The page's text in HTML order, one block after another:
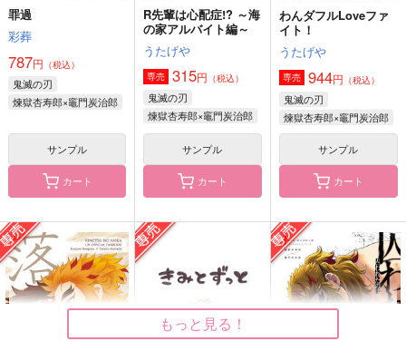
融点
NO GINGER
629円（税込）
煉獄杏寿郎×竈門炭治郎
rntnグラフィティ2
ベイカー
1,572円 （税込）
煉獄杏寿郎×竈門炭治郎
ハッピーエンドを追い
かけて
おかっぱよ
528円 （税込）
罪過
彩葬
787円 （税込）
鬼滅の刃
煉獄杏寿郎×竈門炭治郎
サンプル
カート
R先輩は心配症!? ～海
の家アルバイト編～
うたげや
専売 315円 （税込）
鬼滅の刃
煉獄杏寿郎×竈門炭治郎
サンプル
カート
わんダフルLoveファ
イト！
うたげや
専売 944円 （税込）
鬼滅の刃
煉獄杏寿郎×竈門炭治郎
サンプル
カート
もっと見る！